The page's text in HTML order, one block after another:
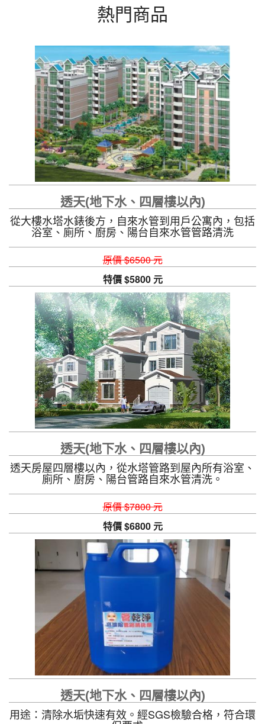
熱門商品
透天(地下水、四層樓以內)
從大樓水塔水錶後方，自來水管到用戶公寓內，包括
浴室、廁所、廚房、陽台自來水管管路清洗
原價 $6500 元
特價 $5800 元
透天(地下水、四層樓以內)
透天房屋四層樓以內，從水塔管路到屋內所有浴室、
廁所、廚房、陽台管路自來水管清洗。
原價 $7800 元
特價 $6800 元
透天(地下水、四層樓以內)
用途：清除水垢快速有效。經SGS檢驗合格，符合環